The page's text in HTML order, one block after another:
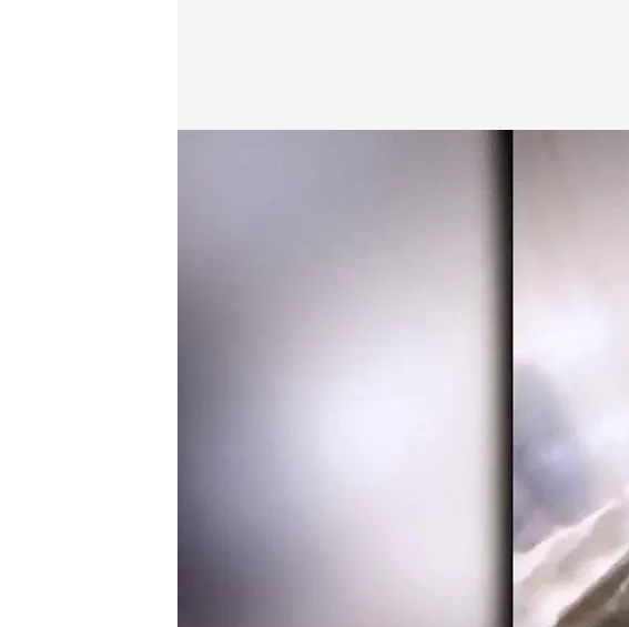
palancuela', que acumula 15
Día a día estamos acostumbrados a ver
personas que detallan su vida personal,
comen, personas que hacen azañas